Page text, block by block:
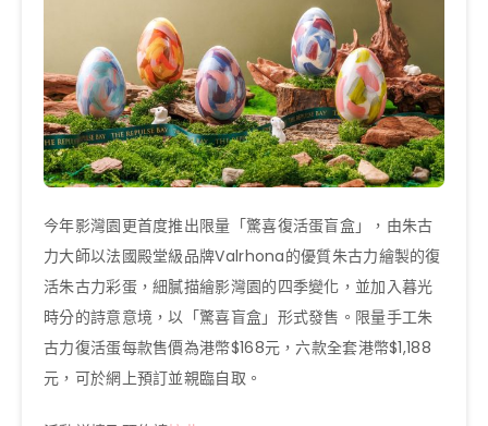
今年影灣園更首度推出限量「驚喜復活蛋盲盒」，由朱古
力大師以法國殿堂級品牌Valrhona的優質朱古力繪製的復
活朱古力彩蛋，細膩描繪影灣園的四季變化，並加入暮光
時分的詩意意境，以「驚喜盲盒」形式發售。限量手工朱
古力復活蛋每款售價為港幣$168元，六款全套港幣$1,188
元，可於網上預訂並親臨自取。